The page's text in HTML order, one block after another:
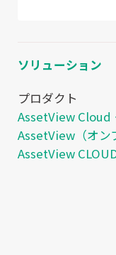
ソリューション
プロダクト
AssetView Cloud
AssetView（オン
AssetView